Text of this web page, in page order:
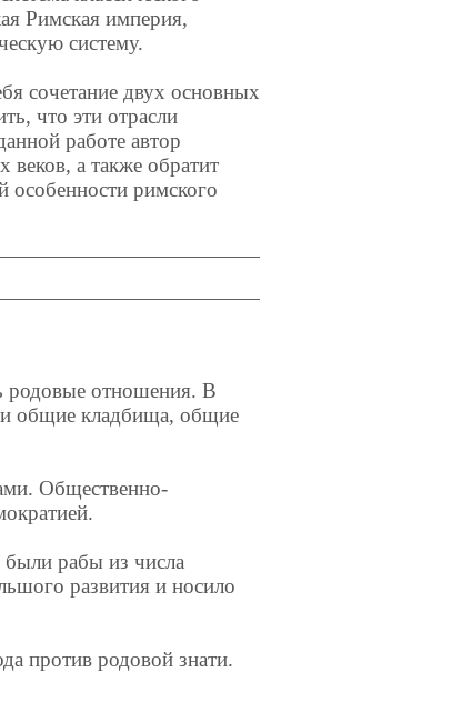
Римская империя,
систему.
сочетание двух основных
что эти отрасли
работе автор
веков, а также обратит
особенности римского
родовые отношения. В
общие кладбища, общие
Общественно-
рабы из числа
развития и носило
против родовой знати.